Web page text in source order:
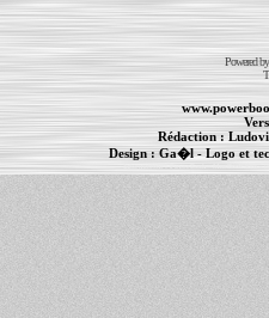
Powered
Rédaction :
Design :Ga�l- Logo et